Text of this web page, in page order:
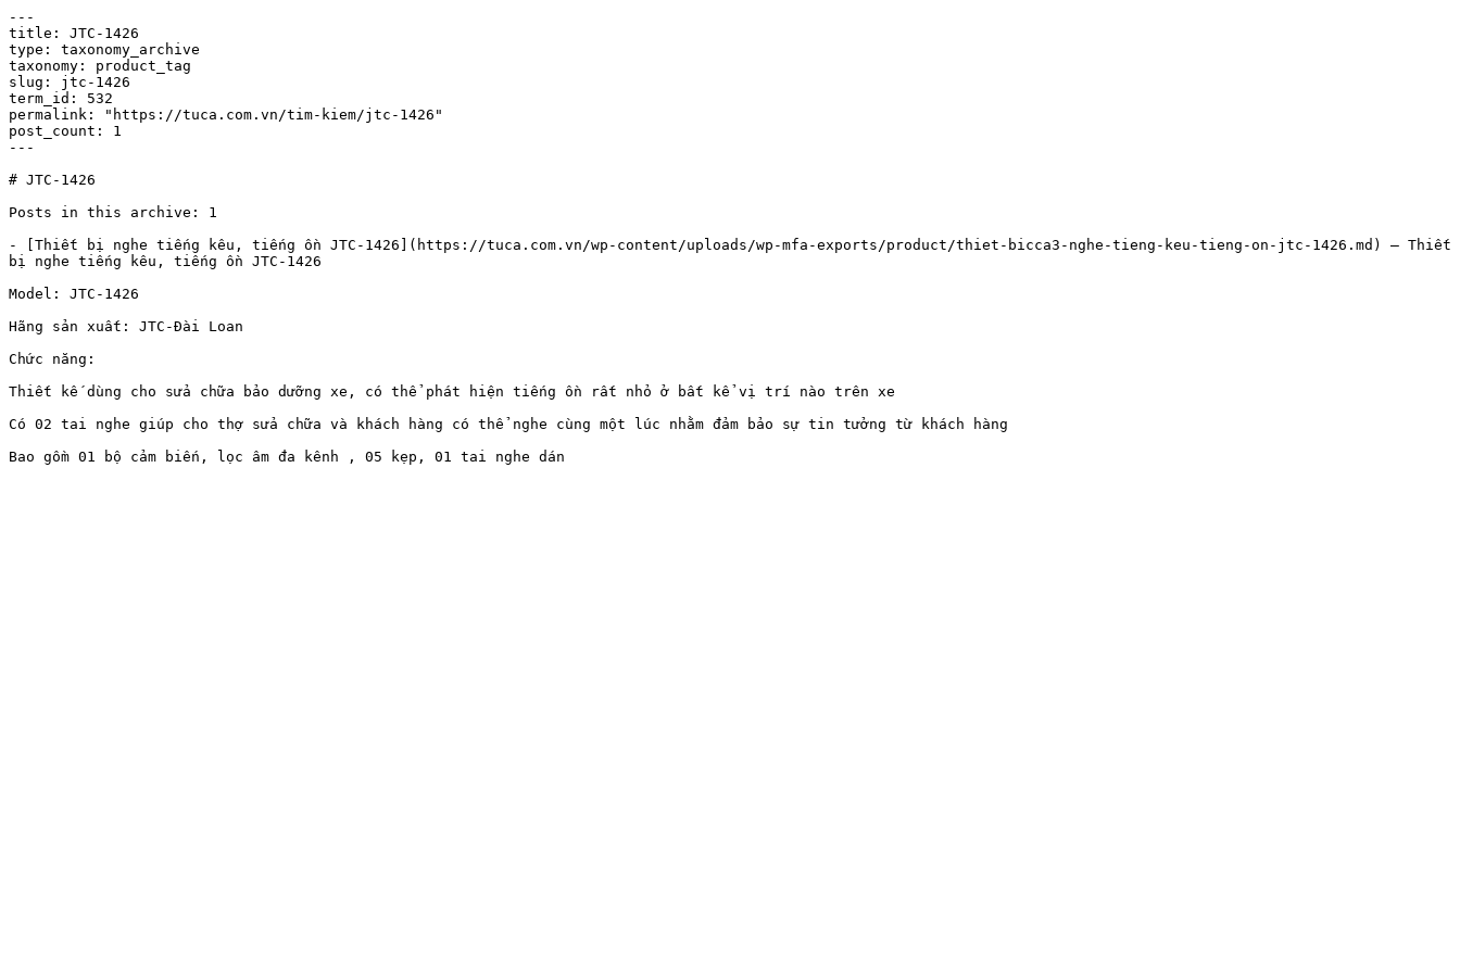
---
title: JTC-1426
type: taxonomy_archive
taxonomy: product_tag
slug: jtc-1426
term_id: 532
permalink: "https://tuca.com.vn/tim-kiem/jtc-1426"
post_count: 1
---
# JTC-1426
Posts in this archive: 1
- [Thiết bị nghe tiếng kêu, tiếng ồn JTC-1426](https://tuca.com.vn/wp-content/uploads/wp-mfa-exports/product/thiet-bicca3-nghe-tieng-keu-tieng-on-jtc-1426.md) — Thiết
bị nghe tiếng kêu, tiếng ồn JTC-1426
Model: JTC-1426
Hãng sản xuất: JTC-Đài Loan
Chức năng:
Thiết kế dùng cho sửa chữa bảo dưỡng xe, có thể phát hiện tiếng ồn rất nhỏ ở bất kể vị trí nào trên xe
Có 02 tai nghe giúp cho thợ sửa chữa và khách hàng có thể nghe cùng một lúc nhằm đảm bảo sự tin tưởng từ khách hàng